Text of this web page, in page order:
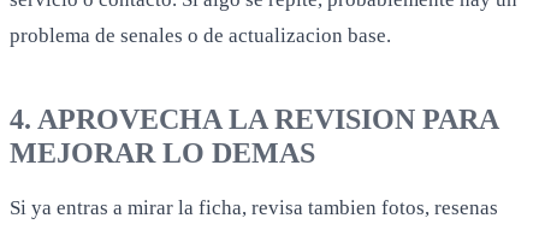
problema de senales o de actualizacion base.
4. APROVECHA LA REVISION PARA
MEJORAR LO DEMAS
Si ya entras a mirar la ficha, revisa tambien fotos, resenas